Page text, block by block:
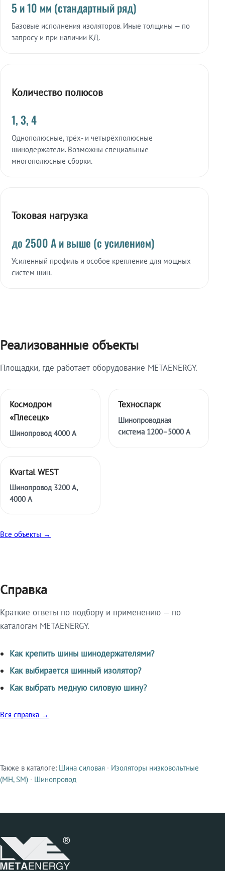
5 и 10 мм (стандартный ряд)
Базовые исполнения изоляторов. Иные толщины — по
запросу и при наличии КД.
Количество полюсов
1, 3, 4
Однополюсные, трёх- и четырёхполюсные
шинодержатели. Возможны специальные
многополюсные сборки.
Токовая нагрузка
до 2500 А и выше (с усилением)
Усиленный профиль и особое крепление для мощных
систем шин.
Реализованные объекты
Площадки, где работает оборудование METAENERGY.
Космодром
«Плесецк»
Шинопровод 4000 А
Техноспарк
Шинопроводная
система 1200–5000 А
Kvartal WEST
Шинопровод 3200 А,
4000 А
Все объекты →
Справка
Краткие ответы по подбору и применению — по
каталогам METAENERGY.
Как крепить шины шинодержателями?
Как выбирается шинный изолятор?
Как выбрать медную силовую шину?
Вся справка →
Смежные продукты
Также в каталоге: Шина силовая · Изоляторы низковольтные
(МН, SM) · Шинопровод